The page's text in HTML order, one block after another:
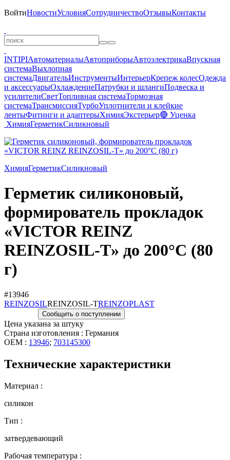
ВойтиНовостиУсловияСотрудничествоОтзывыКонтакты
INTIPIАвтоматериалыАвтоприборыАвтоэлектрикаВпускная
системаВыхлопная
системаДвигательИнструментыИнтерьерКрепеж колесОдежда
и аксессуарыОхлаждениеПатрубки и шлангиПодвеска и
усилителиСветТопливная системаТормозная
системаТрансмиссияТурбоУплотнители и клейкие
лентыФитинги и адаптерыХимияЭкстерьер🔴 Уценка
ХимияГерметикСиликновый
ХимияГерметикСиликновый
Герметик силиконовый,
формирователь прокладок
«VICTOR REINZ
REINZOSIL-T» до 200°C (80
г)
#13946
REINZOSILREINZOSIL-TREINZOPLAST
Сообщить о поступлении
Цена указана за штуку
Страна изготовления : Германия
OEM : 13946; 703145300
Технические характеристики
Материал :
силикон
Тип :
затвердевающий
Рабочая температура :